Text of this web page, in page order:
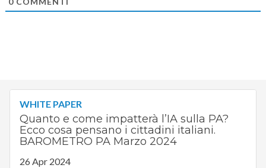
WHITE PAPER
Quanto e come impatterà l’IA sulla PA?
Ecco cosa pensano i cittadini italiani.
BAROMETRO PA Marzo 2024
26 Apr 2024